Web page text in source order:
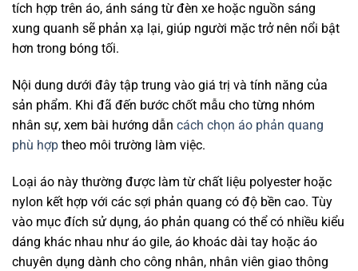
tích hợp trên áo, ánh sáng từ đèn xe hoặc nguồn sáng
xung quanh sẽ phản xạ lại, giúp người mặc trở nên nổi bật
hơn trong bóng tối.
Nội dung dưới đây tập trung vào giá trị và tính năng của
sản phẩm. Khi đã đến bước chốt mẫu cho từng nhóm
nhân sự, xem bài hướng dẫn cách chọn áo phản quang
phù hợp theo môi trường làm việc.
Loại áo này thường được làm từ chất liệu polyester hoặc
nylon kết hợp với các sợi phản quang có độ bền cao. Tùy
vào mục đích sử dụng, áo phản quang có thể có nhiều kiểu
dáng khác nhau như áo gile, áo khoác dài tay hoặc áo
chuyên dụng dành cho công nhân, nhân viên giao thông